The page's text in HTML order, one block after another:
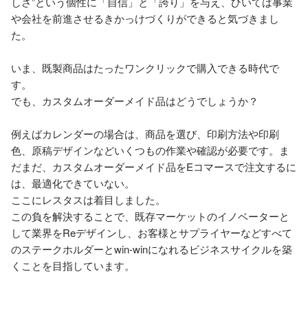
や会社を前進させるきかっけづくりができると気づきまし
た。
いま、既製商品はたったワンクリックで購入できる時代で
す。
でも、カスタムオーダーメイド品はどうでしょうか？
例えばカレンダーの場合は、商品を選び、印刷方法や印刷
色、原稿デザインなどいくつもの作業や確認が必要です。ま
だまだ、カスタムオーダーメイド品をEコマースで注文するに
は、最適化できていない。
ここにレスタスは着目しました。
この負を解決することで、既存マーケットのイノベーターと
して業界をReデザインし、お客様とサプライヤーなどすべて
のステークホルダーとwin-winになれるビジネスサイクルを築
くことを目指しています。